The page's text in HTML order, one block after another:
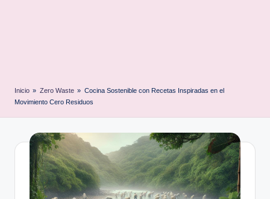
Inicio » Zero Waste » Cocina Sostenible con Recetas Inspiradas en el
Movimiento Cero Residuos